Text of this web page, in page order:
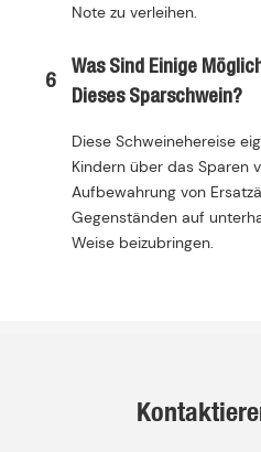
Note zu verleihen.
6
Was Sind Einige
Dieses Sparschwein?
Diese Schweinehereise
Kindern über das Sparen
Aufbewahrung von
Gegenständen auf
Weise beizubringen.